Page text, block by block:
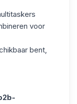
voor
bent,